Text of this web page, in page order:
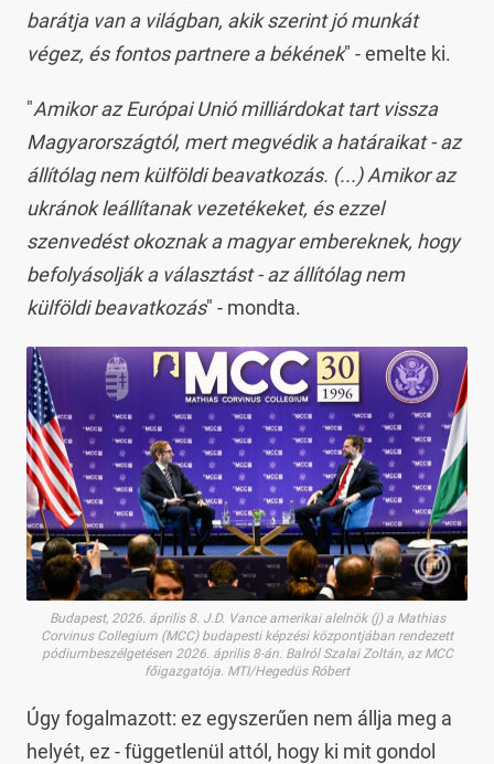
barátja van a világban, akik szerint jó munkát
végez, és fontos partnere a békének" - emelte ki.
"Amikor az Európai Unió milliárdokat tart vissza
Magyarországtól, mert megvédik a határaikat - az
állítólag nem külföldi beavatkozás. (...) Amikor az
ukránok leállítanak vezetékeket, és ezzel
szenvedést okoznak a magyar embereknek, hogy
befolyásolják a választást - az állítólag nem
külföldi beavatkozás" - mondta.
Budapest, 2026. április 8. J.D. Vance amerikai alelnök (j) a Mathias
Corvinus Collegium (MCC) budapesti képzési központjában rendezett
pódiumbeszélgetésen 2026. április 8-án. Balról Szalai Zoltán, az MCC
főigazgatója. MTI/Hegedüs Róbert
Úgy fogalmazott: ez egyszerűen nem állja meg a
helyét, ez - függetlenül attól, hogy ki mit gondol